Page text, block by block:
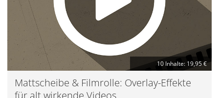
10 Inhalte: 19,95 €
Mattscheibe & Filmrolle: Overlay-Effekte
für alt wirkende Videos